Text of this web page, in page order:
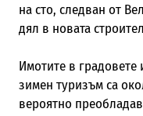
на сто, следван от
дял в новата
Имотите в градовете
зимен туризъм са
вероятно